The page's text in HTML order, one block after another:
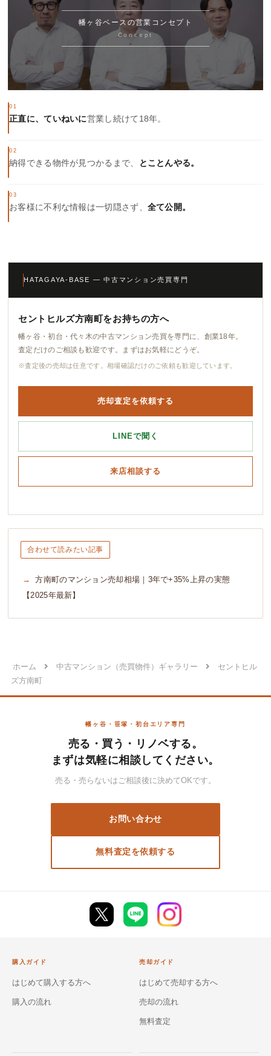
幡ヶ谷ベースの営業コンセプト
Concept
01
正直に、ていねいに営業し続けて18年。
02
納得できる物件が見つかるまで、 とことんやる。
03
お客様に不利な情報は一切隠さず、 全て公開。
HATAGAYA-BASE — 中古マンション売買専門
セントヒルズ方南町をお持ちの方へ
幡ヶ谷・初台・代々木の中古マンション売買を専門に、創業18年。
査定だけのご相談も歓迎です。まずはお気軽にどうぞ。
※査定後の売却は任意です。相場確認だけのご依頼も歓迎しています。
売却査定を依頼する
LINEで聞く
来店相談する
合わせて読みたい記事
方南町のマンション売却相場｜3年で+35%上昇の実態
【2025年最新】
ホーム 中古マンション（売買物件）ギャラリー
セントヒル
ズ方南町
幡ヶ谷・笹塚・初台エリア専門
売る・買う・リノベする。
まずは気軽に相談してください。
売る・売らないはご相談後に決めてOKです。
お問い合わせ
無料査定を依頼する
購入ガイド
はじめて購入する方へ
購入の流れ
売却ガイド
はじめて売却する方へ
売却の流れ
無料査定